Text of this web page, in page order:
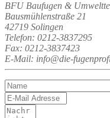
BFU Baufugen &
Bausmühlenstraße 21
42719 Solingen
Telefon: 0212-3837295
Fax: 0212-3837423
E-Mail: info@die-